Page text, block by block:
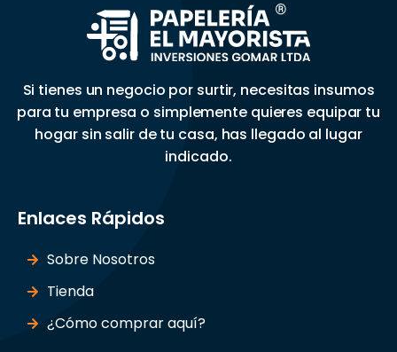
Si tienes un negocio por surtir, necesitas insumos
para tu empresa o simplemente quieres equipar tu
hogar sin salir de tu casa, has llegado al lugar
indicado.
Enlaces Rápidos
Sobre Nosotros
Tienda
¿Cómo comprar aquí?